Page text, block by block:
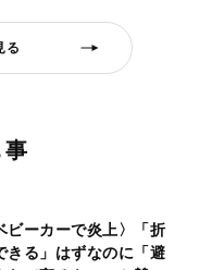
る
ビーカーで炎上〉「折
きる」はずなのに「避